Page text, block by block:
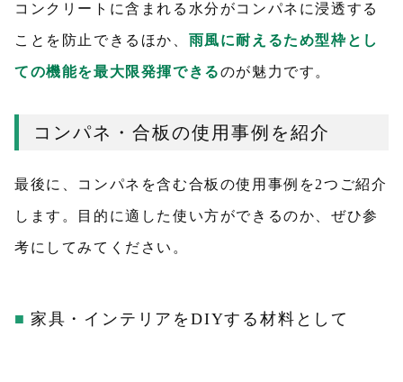
コンクリートに含まれる水分がコンパネに浸透する
ことを防止できるほか、 雨風に耐えるため型枠とし
ての機能を最大限発揮できるのが魅力です。
コンパネ・合板の使用事例を紹介
最後に、コンパネを含む合板の使用事例を2つご紹介
します。目的に適した使い方ができるのか、ぜひ参
考にしてみてください。
家具・インテリアをDIYする材料として